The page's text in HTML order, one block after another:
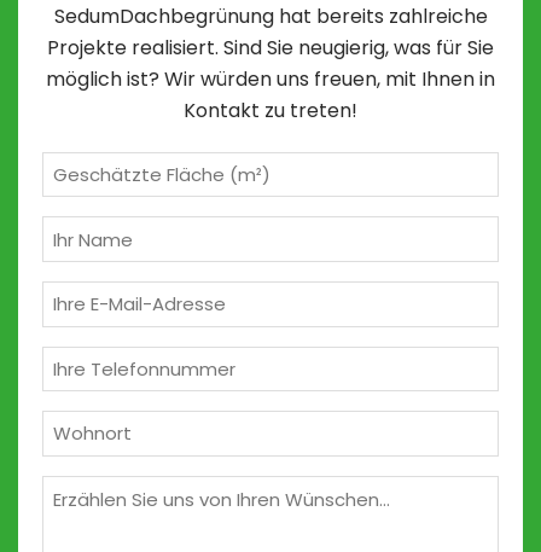
SedumDachbegrünung hat bereits zahlreiche
Projekte realisiert. Sind Sie neugierig, was für Sie
möglich ist? Wir würden uns freuen, mit Ihnen in
Kontakt zu treten!
m²
Name
Mail
(erforderlich)
(erforderlich)
Wünschen